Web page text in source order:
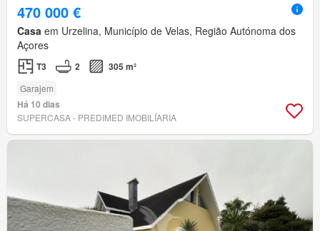
470 000 €
Casa em Urzelina, Município de Velas, Região Autónoma dos
Açores
T3 2 305 m²
Garajem
Há 10 dias
SUPERCASA - PREDIMED IMOBILÍARIA